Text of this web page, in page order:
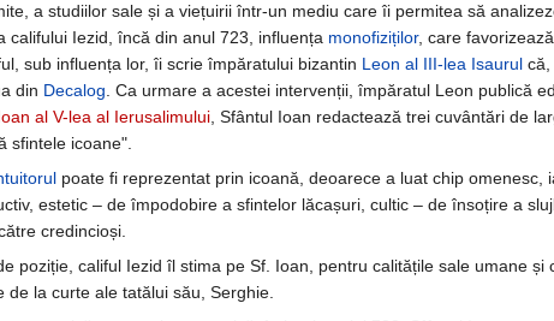
a studiilor sale și a viețuirii într-un mediu care îi permitea să
califului Iezid, încă din anul 723, influența monofiziților, care
sub influența lor, îi scrie împăratului bizantin Leon al III-lea Isaurul că,
din Decalog. Ca urmare a acestei intervenții, împăratul Leon publică
al V-lea al Ierusalimului, Sfântul Ioan redactează trei cuvântări de
sfintele icoane".
poate fi reprezentat prin icoană, deoarece a luat chip omenesc,
estetic – de împodobire a sfintelor lăcașuri, cultic – de însoțire a
credincioși.
poziție, califul Iezid îl stima pe Sf. Ioan, pentru calitățile sale umane
de la curte ale tatălui său, Serghie.